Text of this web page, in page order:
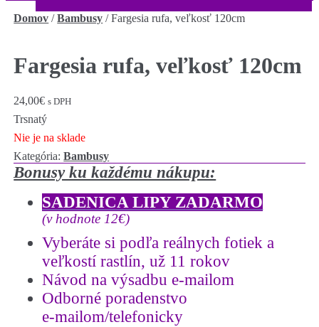
Domov /Bambusy /Fargesia rufa, veľkosť 120cm
Fargesia rufa, veľkosť 120cm
24,00€ s DPH
Trsnatý
Nie je na sklade
Kategória:Bambusy
Bonusy ku každému nákupu:
SADENICA LIPY ZADARMO
(v hodnote 12€)
Vyberáte si podľa reálnych fotiek a
veľkostí rastlín, už 11 rokov
Návod na výsadbu e-mailom
Odborné poradenstvo
e-mailom/telefonicky